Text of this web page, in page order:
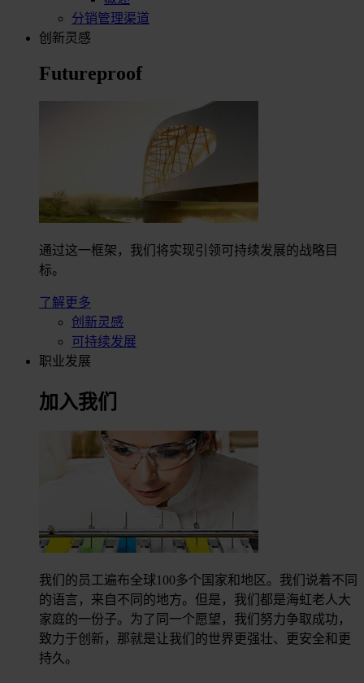
分销管理渠道
创新灵感
Futureproof
通过这一框架，我们将实现引领可持续发展的战略目
标。
了解更多
创新灵感
可持续发展
职业发展
加入我们
我们的员工遍布全球100多个国家和地区。我们说着不同
的语言，来自不同的地方。但是，我们都是海虹老人大
家庭的一份子。为了同一个愿望，我们努力争取成功，
致力于创新，那就是让我们的世界更强壮、更安全和更
持久。